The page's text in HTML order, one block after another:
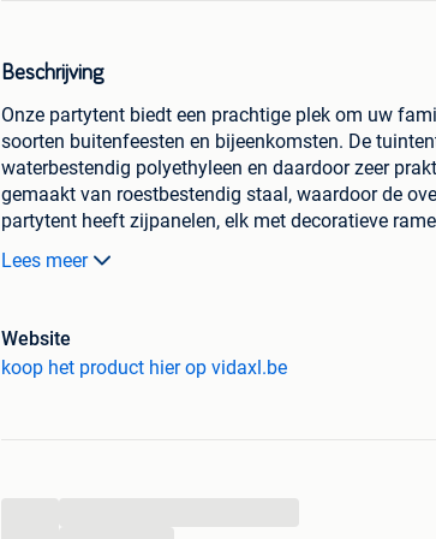
Beschrijving
Onze partytent biedt een prachtige plek om uw
soorten buitenfeesten en bijeenkomsten. De
waterbestendig polyethyleen en daardoor zeer
gemaakt van roestbestendig staal, waardoor de
partytent heeft zijpanelen, elk met decoratieve
gemakkelijke toegang. De tuintent is eenvoudig te
NOOIT worden gebruikt bij slecht weer, zoals harde
Kleur: wit
Materiaal: PE dak en zijpanelen, en frame van
Lees meer
Website
koop het product hier op vidaxl.be